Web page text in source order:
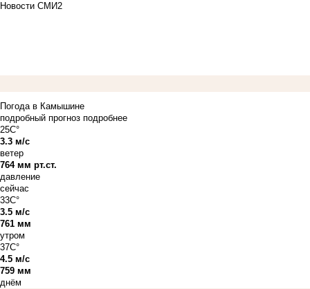
Новости СМИ2
Погода в Камышине
подробный прогноз подробнее
25C°
3.3 м/с
ветер
764 мм рт.ст.
давление
сейчас
33C°
3.5 м/с
761 мм
утром
37C°
4.5 м/с
759 мм
днём